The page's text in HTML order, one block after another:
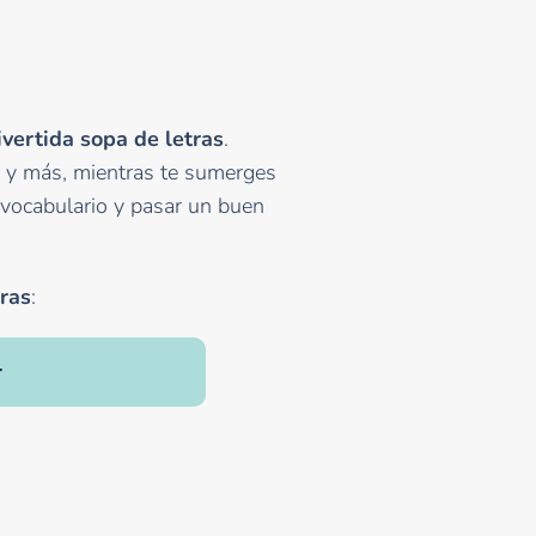
sopa de letras.
más, mientras te sumerges
y pasar un buen
: